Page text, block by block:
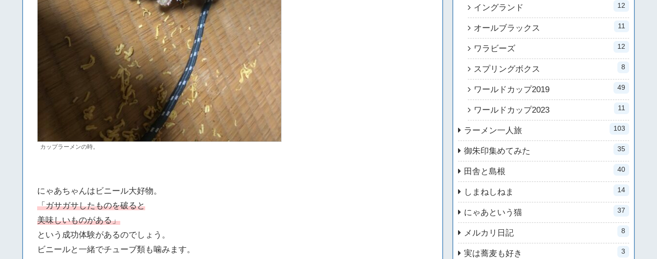
カップラーメンの時。
にゃあちゃんはビニール大好物。
「ガサガサしたものを破ると
美味しいものがある」
という成功体験があるのでしょう。
ビニールと一緒でチューブ類も噛みます。
イングランド 12
オールブラックス 11
ワラビーズ 12
スプリングボクス 8
ワールドカップ2019 49
ワールドカップ2023 11
ラーメン一人旅 103
御朱印集めてみた 35
田舎と島根 40
しまねしねま 14
にゃあという猫 37
メルカリ日記 8
実は蕎麦も好き 3